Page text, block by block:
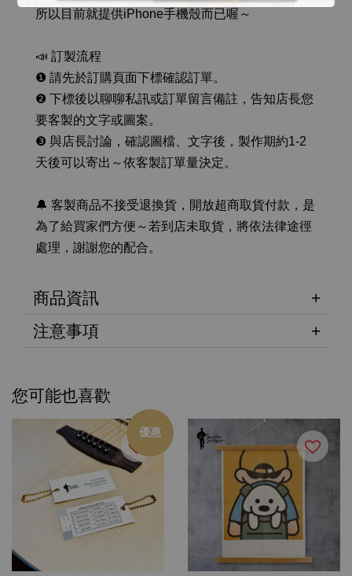
所以目前就提供iPhone手機殼而已喔～
📣 訂製流程
❶ 請先於訂購頁面下標確認訂單。
❷ 下標後以聊聊私訊或訂單留言備註，告知店長您
要客製的文字或圖案。
❸ 與店長討論，確認圖檔、文字後，製作期約1-2
天後可以寄出～依客製訂單量決定。
🔔 客製商品不接受退換貨，開放超商取貨付款，是
為了給買家們方便～若到店未取貨，將依法律途徑
處理，謝謝您的配合。
商品資訊
注意事項
您可能也喜歡
優惠